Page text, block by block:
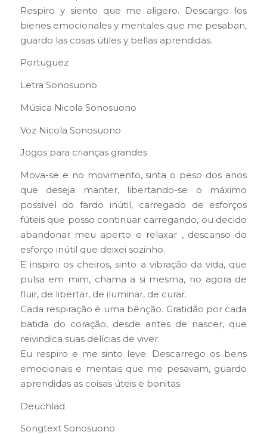
Respiro y siento que me aligero. Descargo los
bienes emocionales y mentales que me pesaban,
guardo las cosas útiles y bellas aprendidas.
Portuguez
Letra Sonosuono
Música Nicola Sonosuono
Voz Nicola Sonosuono
Jogos para crianças grandes
Mova-se e no movimento, sinta o peso dos anos
que deseja manter, libertando-se o máximo
possível do fardo inútil, carregado de esforços
fúteis que posso continuar carregando, ou decido
abandonar meu aperto e relaxar , descanso do
esforço inútil que deixei sozinho.
E inspiro os cheiros, sinto a vibração da vida, que
pulsa em mim, chama a si mesma, no agora de
fluir, de libertar, de iluminar, de curar.
Cada respiração é uma bênção. Gratidão por cada
batida do coração, desde antes de nascer, que
reivindica suas delícias de viver.
Eu respiro e me sinto leve. Descarrego os bens
emocionais e mentais que me pesavam, guardo
aprendidas as coisas úteis e bonitas.
Deuchlad
Songtext Sonosuono